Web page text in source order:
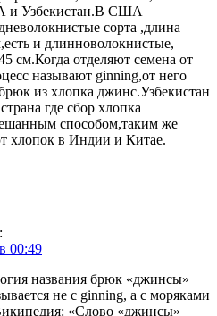
и Узбекистан.В США
сорта ,длина
и длинноволокнистые,
см.Когда отделяют семена от
называют ginning,от него
из хлопка джинс.Узбекистан
где сбор хлопка
способом,таким же
хлопок в Индии и Китае.
:
00:49
названия брюк «джинсы»
не с ginning, а с моряками
«Слово «джинсы»